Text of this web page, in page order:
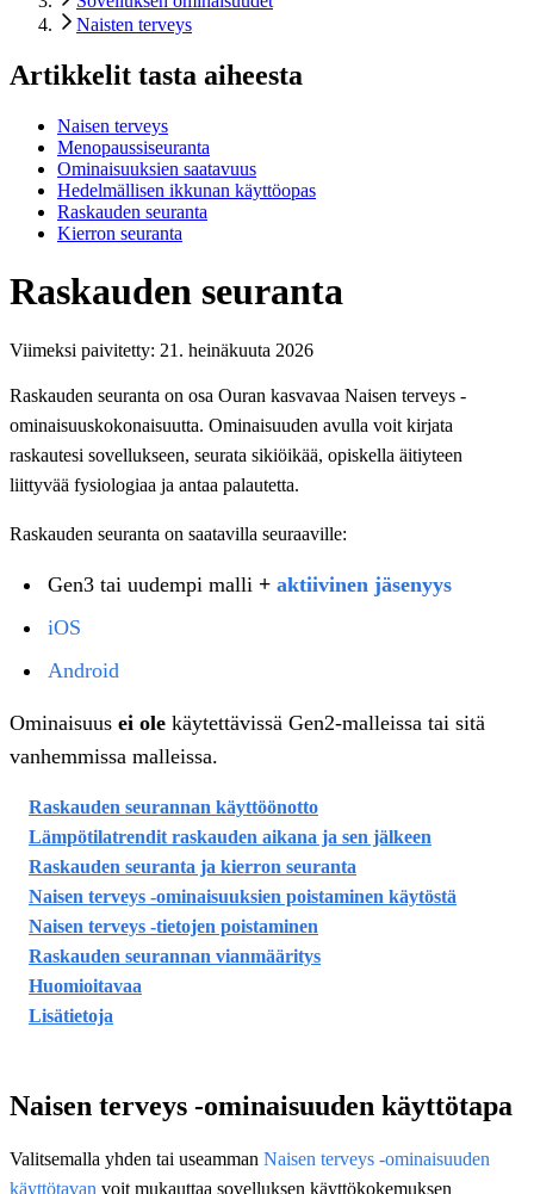
Naisten terveys
Artikkelit tasta aiheesta
Naisen terveys
Menopaussiseuranta
Ominaisuuksien saatavuus
Hedelmällisen ikkunan käyttöopas
Raskauden seuranta
Kierron seuranta
Raskauden seuranta
Viimeksi paivitetty: 21. heinäkuuta 2026
Raskauden seuranta on osa Ouran kasvavaa Naisen terveys -
ominaisuuskokonaisuutta. Ominaisuuden avulla voit kirjata
raskautesi sovellukseen, seurata sikiöikää, opiskella äitiyteen
liittyvää fysiologiaa ja antaa palautetta.
Raskauden seuranta on saatavilla seuraaville:
Gen3 tai uudempi malli + aktiivinen jäsenyys
iOS
Android
Ominaisuus ei ole käytettävissä Gen2-malleissa tai sitä
vanhemmissa malleissa.
Raskauden seurannan käyttöönotto
Lämpötilatrendit raskauden aikana ja sen jälkeen
Raskauden seuranta ja kierron seuranta
Naisen terveys -ominaisuuksien poistaminen käytöstä
Naisen terveys -tietojen poistaminen
Raskauden seurannan vianmääritys
Huomioitavaa
Lisätietoja
Naisen terveys -ominaisuuden käyttötapa
Valitsemalla yhden tai useamman Naisen terveys ‑ominaisuuden
käyttötavan voit mukauttaa sovelluksen käyttökokemuksen